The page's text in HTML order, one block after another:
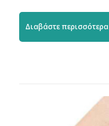
Διαβάστε περισσότερα